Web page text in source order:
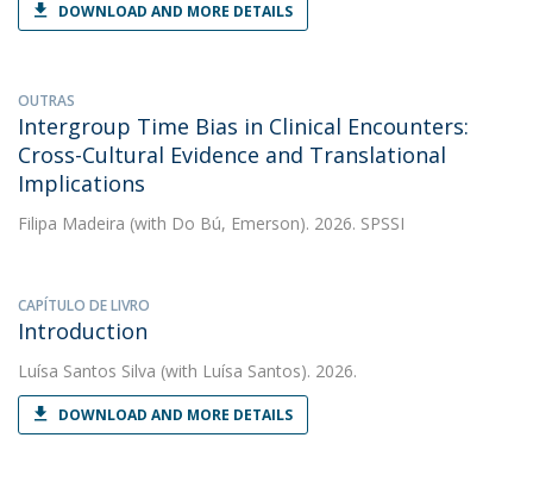
DOWNLOAD AND MORE DETAILS
OUTRAS
Intergroup Time Bias in Clinical Encounters:
Cross-Cultural Evidence and Translational
Implications
Filipa Madeira (with Do Bú, Emerson). 2026. SPSSI
CAPÍTULO DE LIVRO
Introduction
Luísa Santos Silva (with Luísa Santos). 2026.
DOWNLOAD AND MORE DETAILS